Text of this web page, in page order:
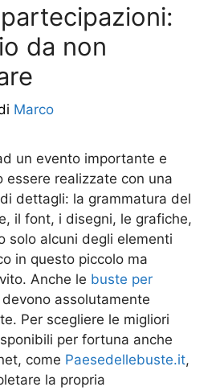
da non
Marco
un evento importante e
essere realizzate con una
dettagli: la grammatura del
il font, i disegni, le grafiche,
solo alcuni degli elementi
in questo piccolo ma
Anche le buste per
devono assolutamente
Per scegliere le migliori
per fortuna anche
come Paesedellebuste.it,
la propria